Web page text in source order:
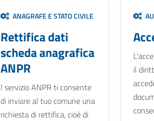
ANAGRAFE E STATO CIVILE
Rettifica dati
scheda anagrafica
ANPR
l servizio ANPR ti consente
di inviare al tuo comune una
richiesta di rettifica, cioè di
il